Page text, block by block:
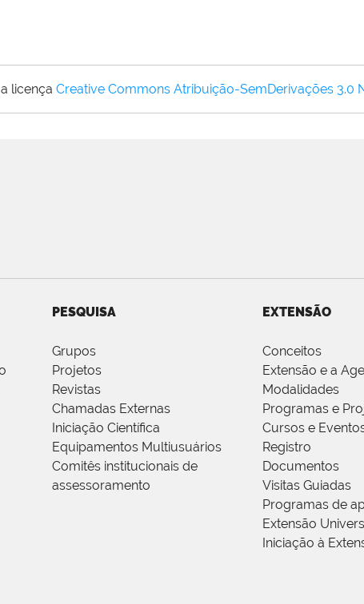
licença Creative Commons Atribuição-SemDerivações 3.0
PESQUISA
Grupos
Projetos
Revistas
Chamadas Externas
Iniciação Científica
Equipamentos Multiusuários
Comitês institucionais de
assessoramento
EXTENSÃO
Conceitos
Extensão e a
Modalidades
Programas e
Cursos e
Registro
Documentos
Visitas Guiadas
Programas de
Extensão
Iniciação à